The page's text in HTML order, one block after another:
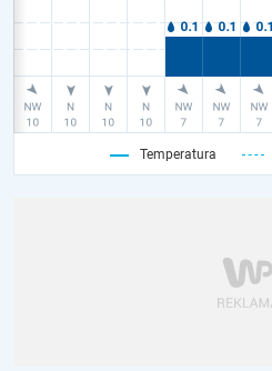
Temperatura